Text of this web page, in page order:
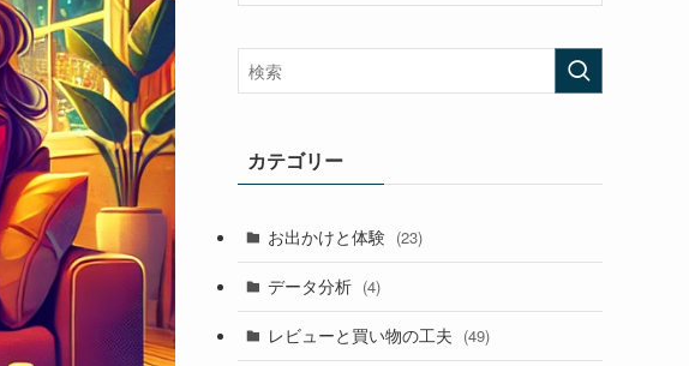
カテゴリー
お出かけと体験 (23)
データ分析 (4)
レビューと買い物の工夫 (49)